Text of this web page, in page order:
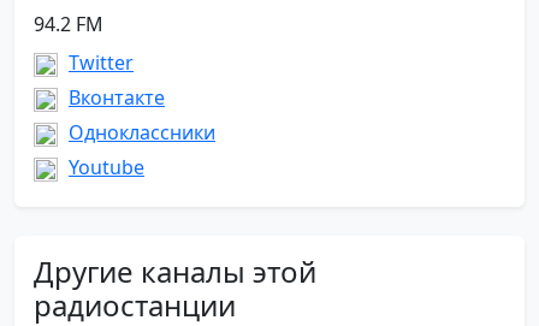
94.2 FM
Twitter
Вконтакте
Одноклассники
Youtube
Другие каналы этой
радиостанции